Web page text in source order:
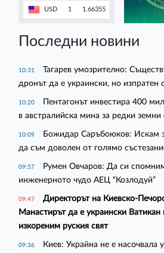
USD 1 1.66355
Последни новини
10:31
Тагарев умозрително:
дронът да е украински, но изпратен
10:20
Пентагонът инвестира 400
в австралийска мина за редки земни
10:09
Божидар Саръбоюков: Искам
да съм доволен от голямо
09:57
Румен Овчаров: Да си
инженерното чудо АЕЦ “Козлодуй”
09:47
Директорът на Киевско-
Манастирът да е украински Ватикан
изкореним руския свят
09:36
Киев: Украйна не е насочвала